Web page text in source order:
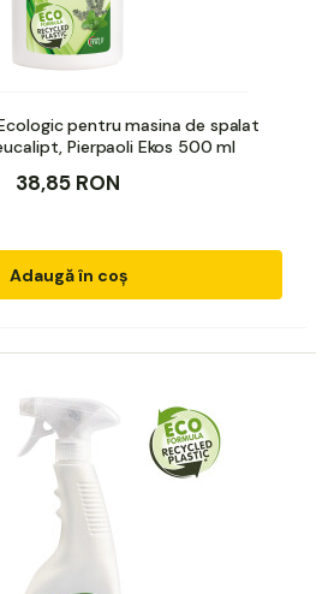
pentru masina de spalat
Pierpaoli Ekos 500 ml
38,85 RON
Adaugă în coș